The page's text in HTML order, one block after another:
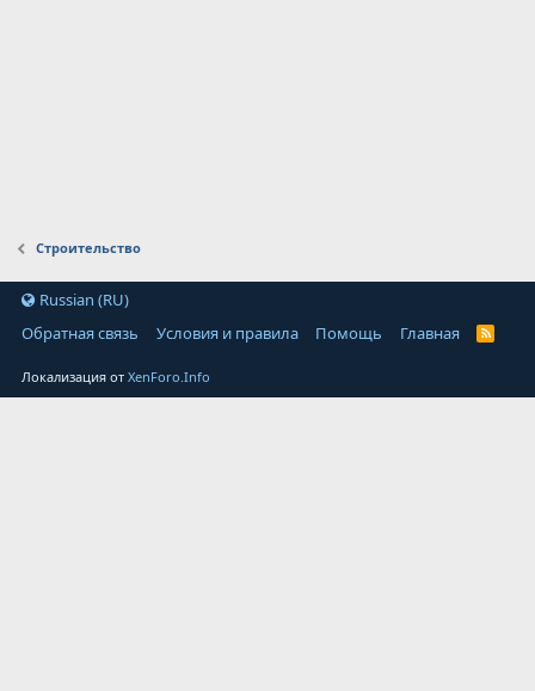
Строительство
Russian (RU)
Обратная связь
Условия и правила Помощь Главная
Локализация отXenForo.Info